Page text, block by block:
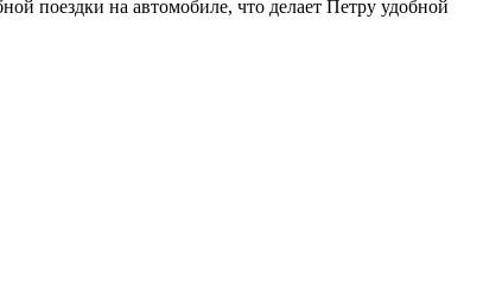
поездки на автомобиле, что делает Петру удобной